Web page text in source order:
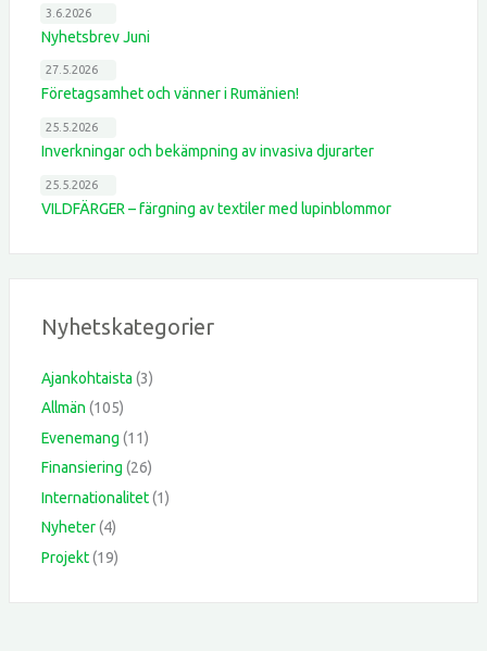
Nyhetsbrev Juni
3.6.2026
Företagsamhet och vänner i Rumänien!
27.5.2026
Inverkningar och bekämpning av invasiva djurarter
25.5.2026
VILDFÄRGER – färgning av textiler med lupinblommor
25.5.2026
Nyhetskategorier
Ajankohtaista (3)
Allmän (105)
Evenemang (11)
Finansiering (26)
Internationalitet(1)
Nyheter(4)
Projekt(19)